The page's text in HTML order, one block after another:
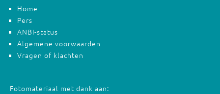
Home
Pers
ANBI-status
Algemene voorwaarden
Vragen of klachten
Fotomateriaal met dank aan: